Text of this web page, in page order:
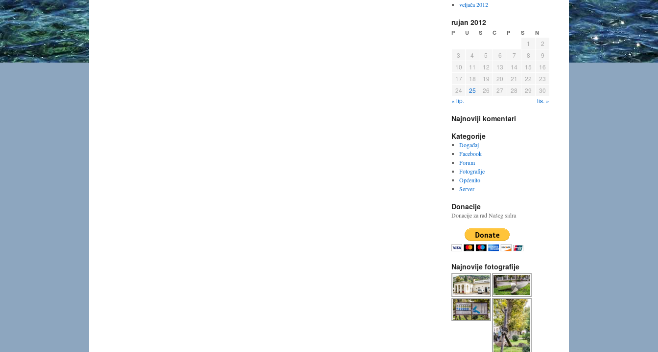
veljača 2012
rujan 2012
P U S Č P S N
« lip. lis. »
1
2
3
4 5 6 7 8
9
10
11 12 13 14 15
16
17
18 19 20 21 22
23
24
25 26 27 28 29 30
Najnoviji komentari
Kategorije
Događaj
Facebook
Forum
Fotografije
Općenito
Server
Donacije
Donacije za rad Našeg sidra
Najnovije fotografije